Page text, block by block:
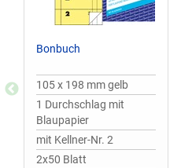
Bonbuch
105 x 198 mm gelb
1 Durchschlag mit
Blaupapier
mit Kellner-Nr. 2
2x50 Blatt